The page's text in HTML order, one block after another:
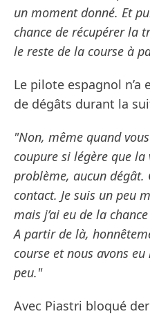
un moment donné. Et
chance de récupérer la
le reste de la course à
Le pilote espagnol n’a
de dégâts durant la
"Non, même quand
coupure si légère que la
problème, aucun dégât.
contact. Je suis un peu
mais j’ai eu de la
A partir de là,
course et nous avons
peu."
Avec Piastri bloqué